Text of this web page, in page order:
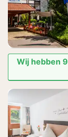
Wij hebben